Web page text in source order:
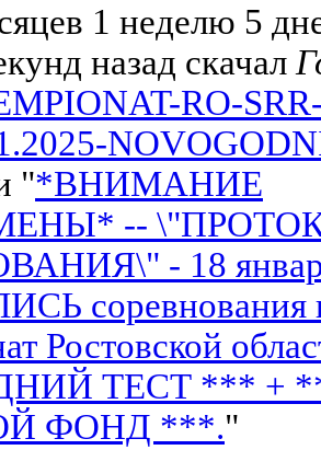
1 неделю 5
назад скачал
RO-
"*ВНИМАНИЕ
--
- 18
соревнования
Ростовской
ТЕСТ *** +
ФОНД ***."